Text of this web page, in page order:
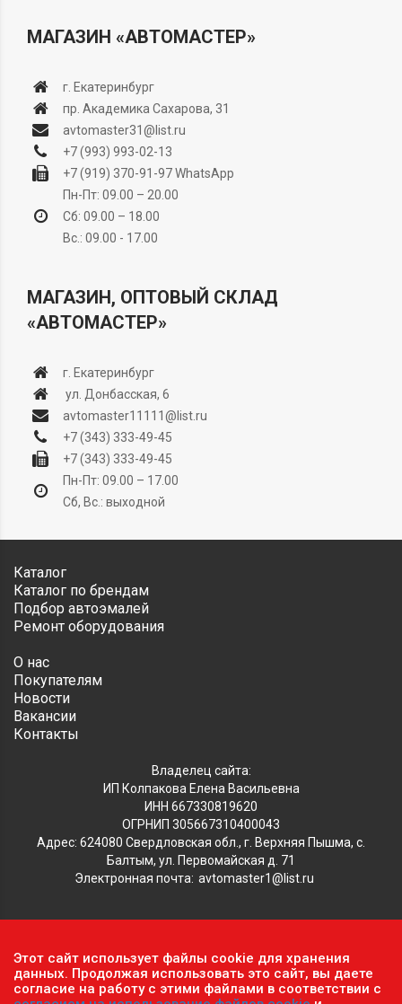
МАГАЗИН «АВТОМАСТЕР»
г. Екатеринбург
пр. Академика Сахарова, 31
avtomaster31@list.ru
+7 (993) 993-02-13
+7 (919) 370-91-97WhatsApp
Пн-Пт: 09.00 – 20.00
Сб: 09.00 – 18.00
Вс.: 09.00 - 17.00
МАГАЗИН, ОПТОВЫЙ СКЛАД
«АВТОМАСТЕР»
г. Екатеринбург
ул. Донбасская, 6
avtomaster11111@list.ru
+7 (343) 333-49-45
+7 (343) 333-49-45
Пн-Пт: 09.00 – 17.00
Сб, Вс.: выходной
Каталог
Каталог по брендам
Подбор автоэмалей
Ремонт оборудования
О нас
Покупателям
Новости
Вакансии
Контакты
Владелец сайта:
ИП Колпакова Елена Васильевна
ИНН 667330819620
ОГРНИП 305667310400043
Адрес: 624080 Свердловская обл., г. Верхняя Пышма, с.
Балтым, ул. Первомайская д. 71
Электронная почта: avtomaster1@list.ru
Обратите внимание, что данный сайт носит исключительно
информационный характер и ни при каких условиях не
является публичной офертой, определяемой положениями ч.2
Этот сайт использует файлы cookie для хранения
данных. Продолжая использовать это сайт, вы даете
согласие на работу с этими файлами в соответствии с